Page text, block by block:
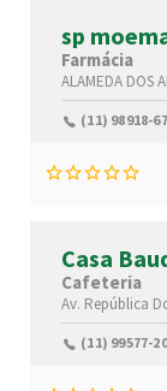
sp
Farmácia
ALAMEDA DOS
(11) 98918-
Casa
Cafeteria
Av. República
(11) 99577-